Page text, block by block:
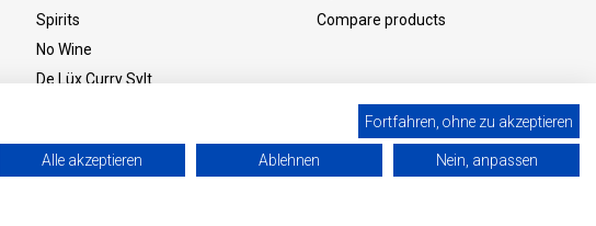
Spirits
No Wine
De Lüx Curry Sylt
Compare products
Fortfahren, ohne zu akzeptieren
Alle akzeptieren Ablehnen Nein, anpassen